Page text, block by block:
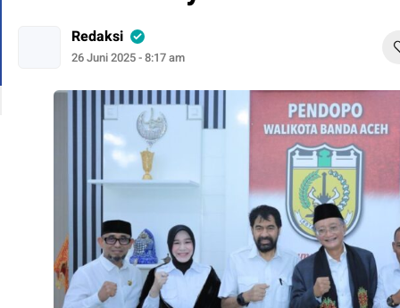
Redaksi
26 Juni 2025 - 8:17 am